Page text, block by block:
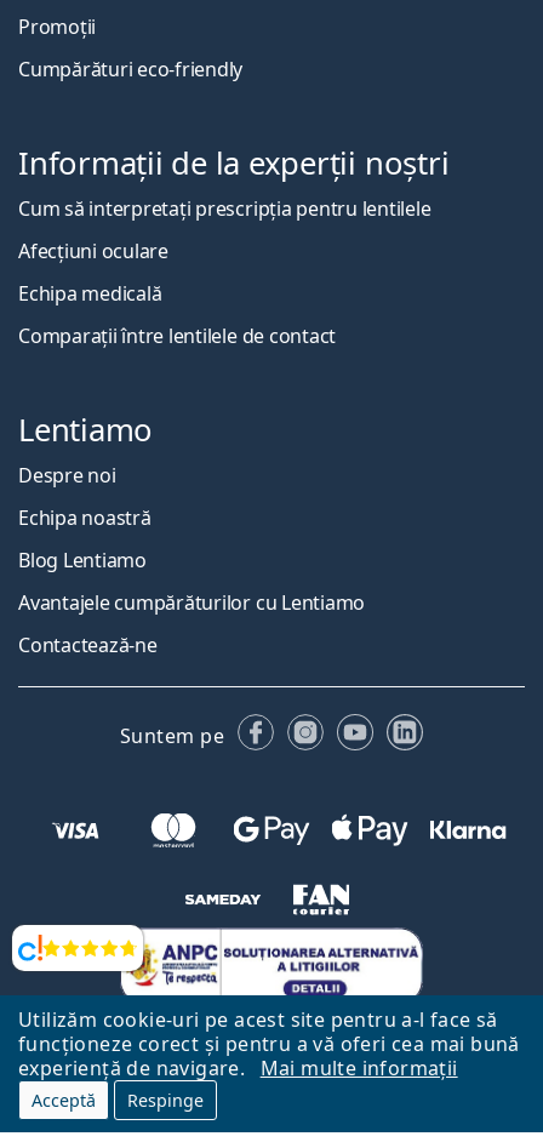
Utilizăm cookie-uri pe acest site pentru a-l face să
funcționeze corect și pentru a vă oferi cea mai bună
experiență de navigare.
Mai multe informații
Acceptă Respinge
Opinii
Promoții
Cumpărături eco-friendly
Informații de la experții noștri
Cum să interpretați prescripția pentru lentilele
Afecțiuni oculare
Echipa medicală
Comparații între lentilele de contact
Lentiamo
Despre noi
Echipa noastră
Blog Lentiamo
Avantajele cumpărăturilor cu Lentiamo
Contactează-ne
Suntem pe FacebookInstagram
YouTubeLinkedIn
Către Pagina Principală Mai sus